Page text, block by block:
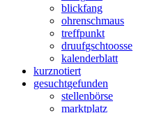
blickfang
ohrenschmaus
treffpunkt
druufgschtoosse
kalenderblatt
kurznotiert
gesuchtgefunden
stellenbörse
marktplatz